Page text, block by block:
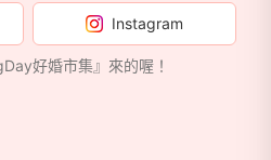
Instagram
好婚市集』來的喔！